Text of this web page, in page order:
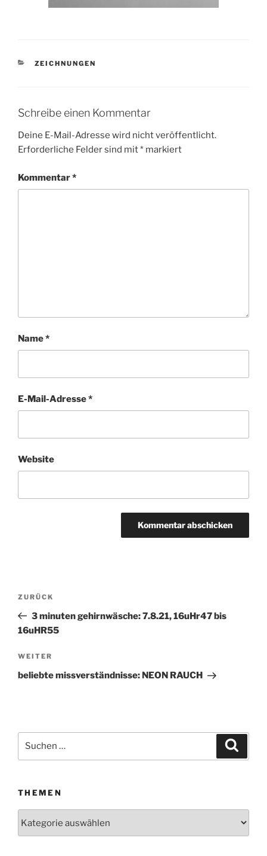
KATEGORIEN
ZEICHNUNGEN
Schreibe einen Kommentar
Deine E-Mail-Adresse wird nicht veröffentlicht.
Erforderliche Felder sind mit* markiert
Kommentar*
Name*
E-Mail-Adresse*
Website
Beitragsnavigation
Vorheriger
Beitrag
ZURÜCK
3 minuten gehirnwäsche: 7.8.21, 16uHr47 bis
16uHR55
Nächster
Beitrag
WEITER
beliebte missverständnisse: NEON RAUCH
Suchen
THEMEN